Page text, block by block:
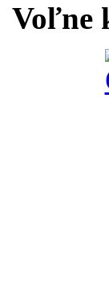
Voľne